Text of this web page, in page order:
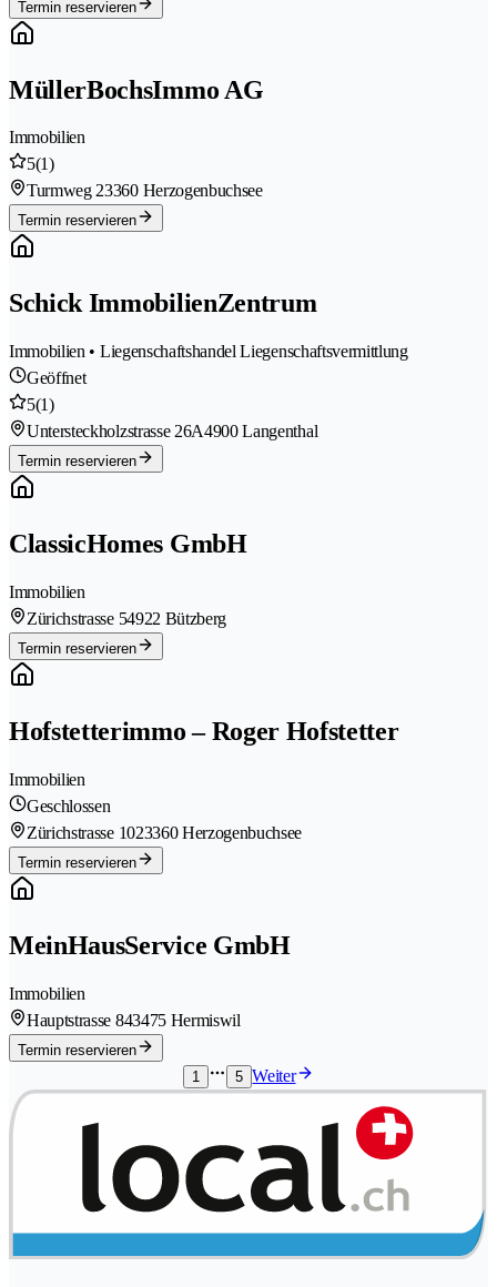
Termin reservieren
MüllerBochsImmo AG
Immobilien
5(1)
Turmweg 23360 Herzogenbuchsee
Termin reservieren
Schick ImmobilienZentrum
Immobilien • Liegenschaftshandel Liegenschaftsvermittlung
Geöffnet
5(1)
Untersteckholzstrasse 26A4900 Langenthal
Termin reservieren
ClassicHomes GmbH
Immobilien
Zürichstrasse 54922 Bützberg
Termin reservieren
Hofstetterimmo – Roger Hofstetter
Immobilien
Geschlossen
Zürichstrasse 1023360 Herzogenbuchsee
Termin reservieren
MeinHausService GmbH
Immobilien
Hauptstrasse 843475 Hermiswil
Termin reservieren
1
5 Weiter